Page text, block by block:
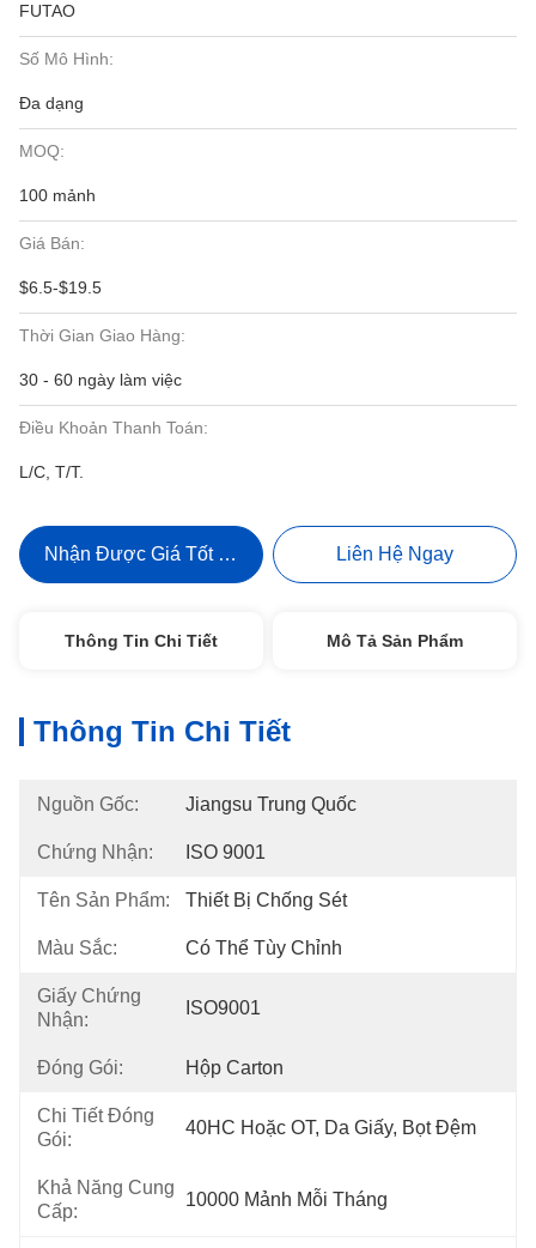
FUTAO
Số Mô Hình:
Đa dạng
MOQ:
100 mảnh
Giá Bán:
$6.5-$19.5
Thời Gian Giao Hàng:
30 - 60 ngày làm việc
Điều Khoản Thanh Toán:
L/C, T/T.
Nhận Được Giá Tốt Nhất Liên Hệ Ngay
Thông Tin Chi Tiết Mô Tả Sản Phẩm
Thông Tin Chi Tiết
Nguồn Gốc: Jiangsu Trung Quốc
Chứng Nhận: ISO 9001
Tên Sản Phẩm: Thiết Bị Chống Sét
Màu Sắc: Có Thể Tùy Chỉnh
Giấy Chứng
Nhận:
ISO9001
Đóng Gói: Hộp Carton
Chi Tiết Đóng
Gói:
40HC Hoặc OT, Da Giấy, Bọt Đệm
Khả Năng Cung
Cấp:
10000 Mảnh Mỗi Tháng